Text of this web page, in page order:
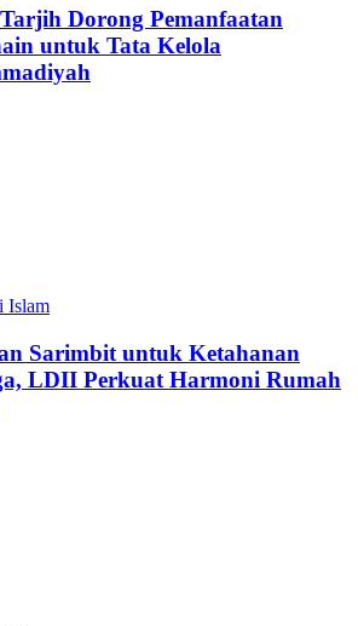
Dorong Pemanfaatan
untuk Tata Kelola
Islam
Sarimbit untuk Ketahanan
LDII Perkuat Harmoni Rumah